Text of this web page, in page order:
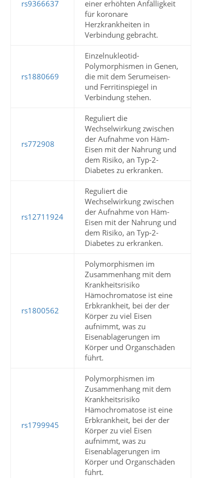
rs9366637
einer erhöhten Anfälligkeit
für koronare
Herzkrankheiten in
Verbindung gebracht.
rs1880669
Einzelnukleotid-
Polymorphismen in Genen,
die mit dem Serumeisen-
und Ferritinspiegel in
Verbindung stehen.
rs772908
Reguliert die
Wechselwirkung zwischen
der Aufnahme von Häm-
Eisen mit der Nahrung und
dem Risiko, an Typ-2-
Diabetes zu erkranken.
rs12711924
Reguliert die
Wechselwirkung zwischen
der Aufnahme von Häm-
Eisen mit der Nahrung und
dem Risiko, an Typ-2-
Diabetes zu erkranken.
rs1800562
Polymorphismen im
Zusammenhang mit dem
Krankheitsrisiko
Hämochromatose ist eine
Erbkrankheit, bei der der
Körper zu viel Eisen
aufnimmt, was zu
Eisenablagerungen im
Körper und Organschäden
führt.
rs1799945
Polymorphismen im
Zusammenhang mit dem
Krankheitsrisiko
Hämochromatose ist eine
Erbkrankheit, bei der der
Körper zu viel Eisen
aufnimmt, was zu
Eisenablagerungen im
Körper und Organschäden
führt.